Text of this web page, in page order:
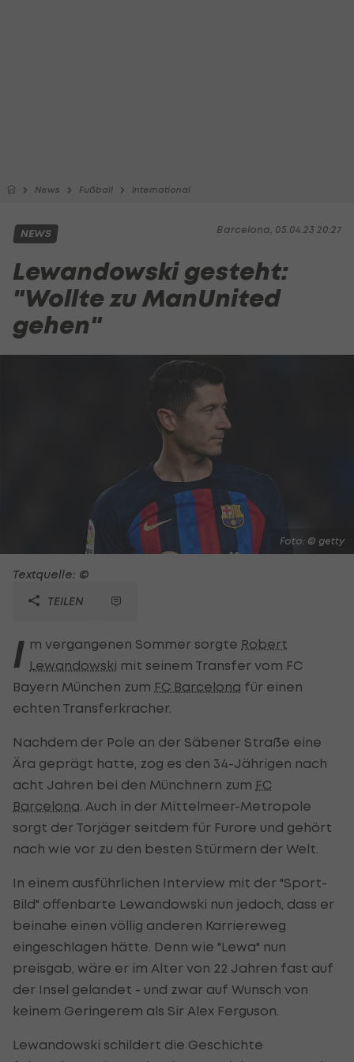
News Fußball International
Barcelona, 05.04.23 20:27
NEWS
Lewandowski gesteht:
"Wollte zu ManUnited
gehen"
Foto: © getty
Textquelle: ©
TEILEN
I m vergangenen Sommer sorgte Robert
Lewandowski mit seinem Transfer vom FC
Bayern München zum FC Barcelona für einen
echten Transferkracher.
Nachdem der Pole an der Säbener Straße eine
Ära geprägt hatte, zog es den 34-Jährigen nach
acht Jahren bei den Münchnern zum FC
Barcelona . Auch in der Mittelmeer-Metropole
sorgt der Torjäger seitdem für Furore und gehört
nach wie vor zu den besten Stürmern der Welt.
In einem ausführlichen Interview mit der "Sport-
Bild" offenbarte Lewandowski nun jedoch, dass er
beinahe einen völlig anderen Karriereweg
eingeschlagen hätte. Denn wie "Lewa" nun
preisgab, wäre er im Alter von 22 Jahren fast auf
der Insel gelandet - und zwar auf Wunsch von
keinem Geringerem als Sir Alex Ferguson.
Lewandowski schildert die Geschichte